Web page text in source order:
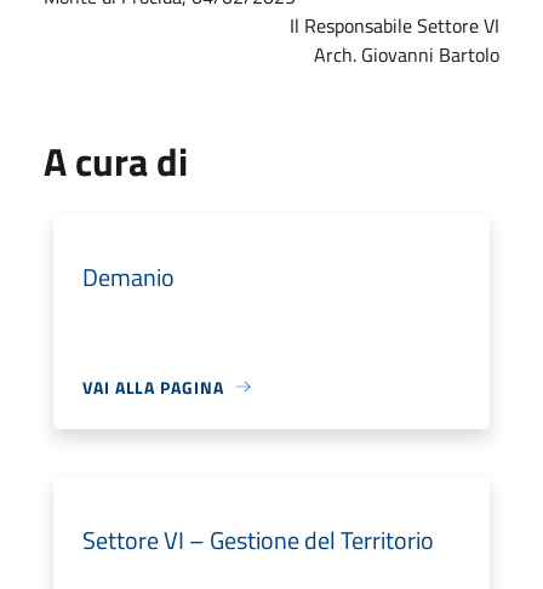
Il Responsabile Settore VI
Arch. Giovanni Bartolo
A cura di
Demanio
VAI ALLA PAGINA
Settore VI – Gestione del Territorio